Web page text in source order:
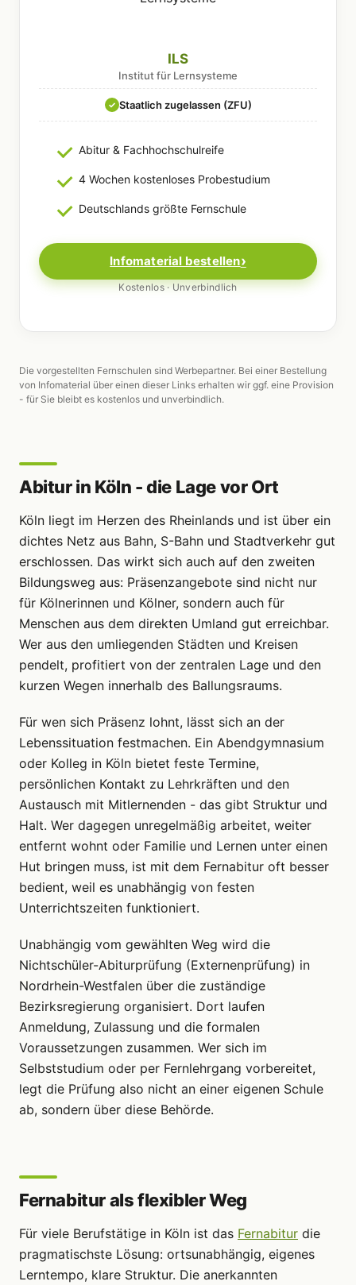
ILS
Institut für Lernsysteme
✓ Staatlich zugelassen (ZFU)
Abitur & Fachhochschulreife
4 Wochen kostenloses Probestudium
Deutschlands größte Fernschule
Infomaterial bestellen
Kostenlos · Unverbindlich
Die vorgestellten Fernschulen sind Werbepartner. Bei einer Bestellung
von Infomaterial über einen dieser Links erhalten wir ggf. eine Provision
- für Sie bleibt es kostenlos und unverbindlich.
Abitur in Köln - die Lage vor Ort
Köln liegt im Herzen des Rheinlands und ist über ein
dichtes Netz aus Bahn, S-Bahn und Stadtverkehr gut
erschlossen. Das wirkt sich auch auf den zweiten
Bildungsweg aus: Präsenzangebote sind nicht nur
für Kölnerinnen und Kölner, sondern auch für
Menschen aus dem direkten Umland gut erreichbar.
Wer aus den umliegenden Städten und Kreisen
pendelt, profitiert von der zentralen Lage und den
kurzen Wegen innerhalb des Ballungsraums.
Für wen sich Präsenz lohnt, lässt sich an der
Lebenssituation festmachen. Ein Abendgymnasium
oder Kolleg in Köln bietet feste Termine,
persönlichen Kontakt zu Lehrkräften und den
Austausch mit Mitlernenden - das gibt Struktur und
Halt. Wer dagegen unregelmäßig arbeitet, weiter
entfernt wohnt oder Familie und Lernen unter einen
Hut bringen muss, ist mit dem Fernabitur oft besser
bedient, weil es unabhängig von festen
Unterrichtszeiten funktioniert.
Unabhängig vom gewählten Weg wird die
Nichtschüler-Abiturprüfung (Externenprüfung) in
Nordrhein-Westfalen über die zuständige
Bezirksregierung organisiert. Dort laufen
Anmeldung, Zulassung und die formalen
Voraussetzungen zusammen. Wer sich im
Selbststudium oder per Fernlehrgang vorbereitet,
legt die Prüfung also nicht an einer eigenen Schule
ab, sondern über diese Behörde.
Fernabitur als flexibler Weg
Für viele Berufstätige in Köln ist das Fernabitur die
pragmatischste Lösung: ortsunabhängig, eigenes
Lerntempo, klare Struktur. Die anerkannten